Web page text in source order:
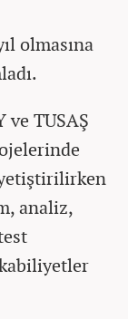
olmasına
ve TUSAŞ
analiz,